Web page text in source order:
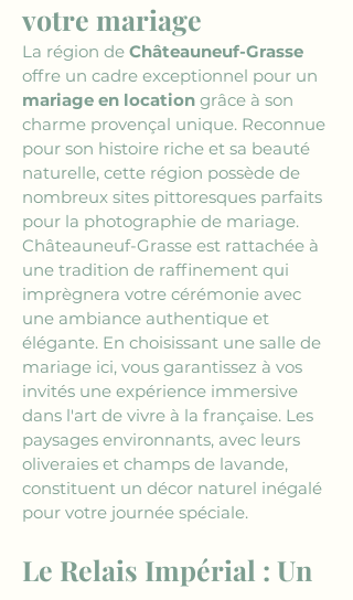
votre mariage
La région de Châteauneuf-Grasse
offre un cadre exceptionnel pour un
mariage en location grâce à son
charme provençal unique. Reconnue
pour son histoire riche et sa beauté
naturelle, cette région possède de
nombreux sites pittoresques parfaits
pour la photographie de mariage.
Châteauneuf-Grasse est rattachée à
une tradition de raffinement qui
imprègnera votre cérémonie avec
une ambiance authentique et
élégante. En choisissant une salle de
mariage ici, vous garantissez à vos
invités une expérience immersive
dans l'art de vivre à la française. Les
paysages environnants, avec leurs
oliveraies et champs de lavande,
constituent un décor naturel inégalé
pour votre journée spéciale.
Le Relais Impérial : Un